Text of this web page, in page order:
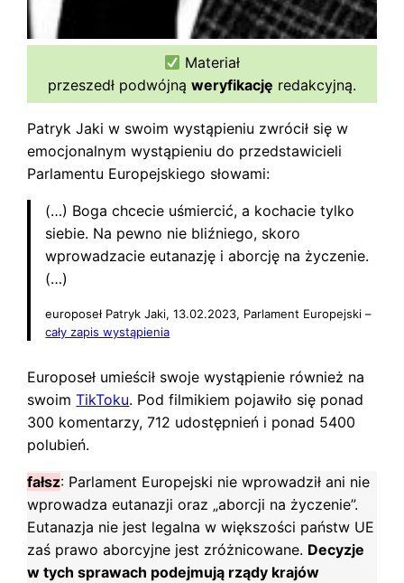
Materiał
przeszedł podwójną weryfikację redakcyjną.
Patryk Jaki w swoim wystąpieniu zwrócił się w
emocjonalnym wystąpieniu do przedstawicieli
Parlamentu Europejskiego słowami:
(…) Boga chcecie uśmiercić, a kochacie tylko
siebie. Na pewno nie bliźniego, skoro
wprowadzacie eutanazję i aborcję na życzenie.
(…)
europoseł Patryk Jaki, 13.02.2023, Parlament Europejski –
cały zapis wystąpienia
Europoseł umieścił swoje wystąpienie również na
swoimTikToku. Pod filmikiem pojawiło się ponad
300 komentarzy, 712 udostępnień i ponad 5400
polubień.
fałsz: Parlament Europejski nie wprowadził ani nie
wprowadza eutanazji oraz „aborcji na życzenie”.
Eutanazja nie jest legalna w większości państw UE
zaś prawo aborcyjne jest zróżnicowane. Decyzje
w tych sprawach podejmują rządy krajów